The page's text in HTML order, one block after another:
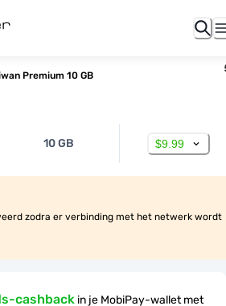
Premium 10 GB
10 GB $9.99
zodra er verbinding met het netwerk wordt
cashback in je MobiPay-wallet met